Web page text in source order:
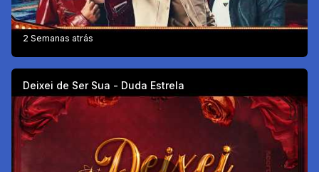
2 Semanas atrás
Deixei de Ser Sua - Duda Estrela